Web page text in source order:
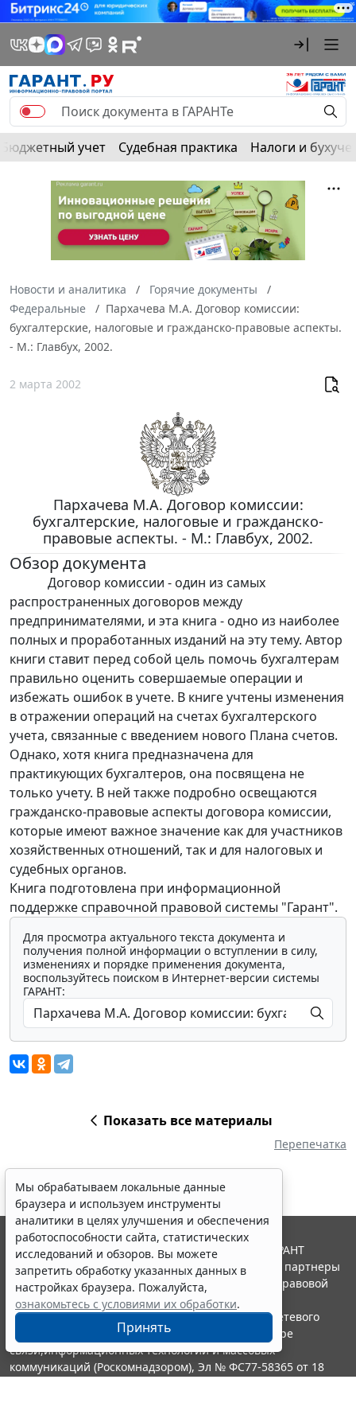
Бюджетный учет Судебная практика Налоги и
Новости и аналитика
Горячие документы
Федеральные
Пархачева М.А. Договор комиссии:
бухгалтерские, налоговые и гражданско-правовые аспекты.
- М.: Главбух, 2002.
2 марта 2002
Пархачева М.А. Договор комиссии:
бухгалтерские, налоговые и гражданско-
правовые аспекты. - М.: Главбух, 2002.
Обзор документа
Договор комиссии - один из самых
распространенных договоров между
предпринимателями, и эта книга - одно из наиболее
полных и проработанных изданий на эту тему. Автор
книги ставит перед собой цель помочь бухгалтерам
правильно оценить совершаемые операции и
избежать ошибок в учете. В книге учтены изменения
в отражении операций на счетах бухгалтерского
учета, связанные с введением нового Плана счетов.
Однако, хотя книга предназначена для
практикующих бухгалтеров, она посвящена не
только учету. В ней также подробно освещаются
гражданско-правовые аспекты договора комиссии,
которые имеют важное значение как для участников
хозяйственных отношений, так и для налоговых и
судебных органов.
Книга подготовлена при информационной
поддержке справочной правовой системы "Гарант".
Для просмотра актуального текста документа и
получения полной информации о вступлении в силу,
изменениях и порядке применения документа,
воспользуйтесь поиском в Интернет-версии системы
ГАРАНТ:
Показать все материалы
Перепечатка
Мы обрабатываем локальные данные
браузера и используем инструменты
аналитики в целях улучшения и обеспечения
работоспособности сайта, статистических
исследований и обзоров. Вы можете
запретить обработку указанных данных в
настройках браузера. Пожалуйста,
ознакомьтесь с условиями их обработки.
Принять
© ООО "НПП "ГАРАНТ-СЕРВИС", 2026. Система ГАРАНТ
выпускается с 1990 года. Компания "Гарант" и ее партнеры
являются участниками Российской ассоциации правовой
информации ГАРАНТ.
Портал ГАРАНТ.РУ зарегистрирован в качестве сетевого
издания Федеральной службой по надзору в сфере
связи,информационных технологий и массовых
коммуникаций (Роскомнадзором), Эл № ФС77-58365 от 18